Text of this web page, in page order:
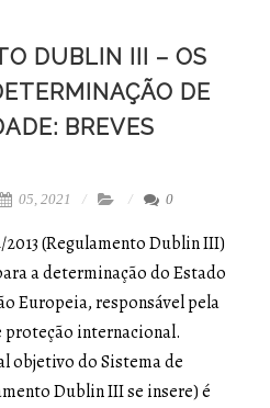
DUBLIN III – OS
DE
BREVES
05, 2021 0
(Regulamento Dublin III)
a determinação do Estado
Europeia, responsável pela
proteção internacional.
objetivo do Sistema de
Dublin III se insere) é